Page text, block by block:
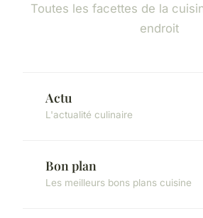
Toutes les facettes de la
endroit
Actu
L'actualité culinaire
Bon plan
Les meilleurs bons plans cuisine